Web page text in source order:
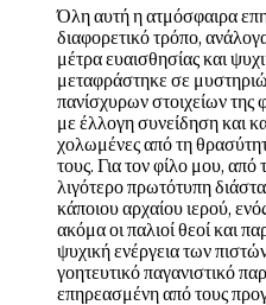
Όλη αυτή η ατμόσφαιρα
διαφορετικό τρόπο,
μέτρα ευαισθησίας και
μεταφράστηκε σε
πανίσχυρων στοιχείων της
με έλλογη συνείδηση και
χολωμένες από τη
τους. Για τον φίλο μου, από
λιγότερο πρωτότυπη
κάποιου αρχαίου ιερού,
ακόμα οι παλιοί θεοί και
ψυχική ενέργεια των
γοητευτικό παγανιστικό
επηρεασμένη από τους